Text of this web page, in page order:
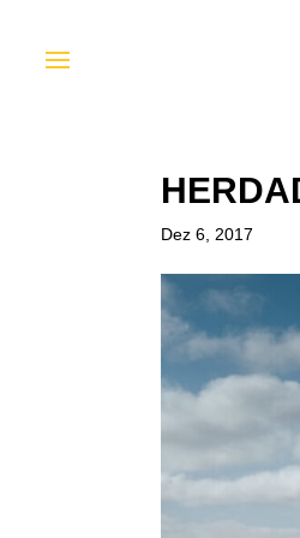
Dez 6, 2017